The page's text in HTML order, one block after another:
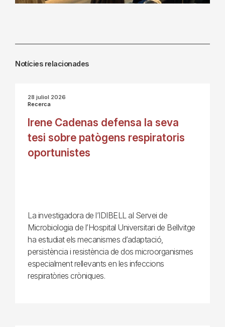
Notícies relacionades
28 juliol 2026
Recerca
Irene Cadenas defensa la seva
tesi sobre patògens respiratoris
oportunistes
La investigadora de l’IDIBELL al Servei de
Microbiologia de l’Hospital Universitari de Bellvitge
ha estudiat els mecanismes d’adaptació,
persistència i resistència de dos microorganismes
especialment rellevants en les infeccions
respiratòries cròniques.